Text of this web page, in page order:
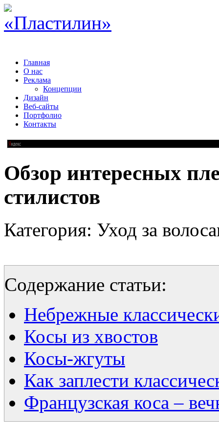
Главная
О нас
Реклама
Концепции
Дизайн
Веб-сайты
Портфолио
Контакты
Обзор интересных
стилистов
Категория: Уход за
Содержание статьи:
Небрежные
Косы из хвостов
Косы-жгуты
Как заплести
Французская коса –